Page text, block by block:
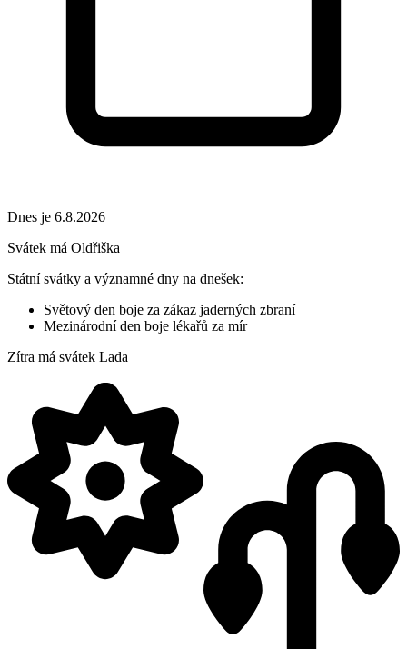
Dnes je 6.8.2026
Svátek má Oldřiška
Státní svátky a významné dny na dnešek:
Světový den boje za zákaz jaderných zbraní
Mezinárodní den boje lékařů za mír
Zítra má svátek Lada